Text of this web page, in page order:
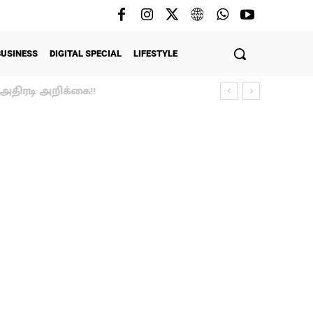
DIGITAL SPECIAL LIFESTYLE